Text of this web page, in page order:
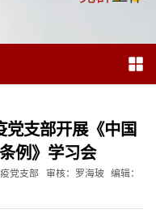
党支部开展《中国
例》学习会
党支部 审核：罗海玻
编辑：